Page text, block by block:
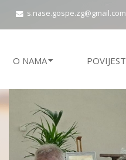
s.nase.gospe.zg@gmail.com
O NAMA POVIJEST